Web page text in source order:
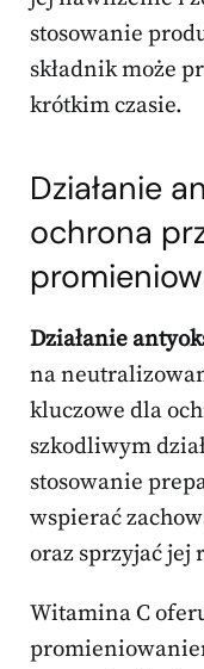
stosowanie
składnik może
krótkim czasie.
Działanie
ochrona
Działanie
na
kluczowe dla
szkodliwym
stosowanie
wspierać
oraz sprzyjać jej
Witamina C